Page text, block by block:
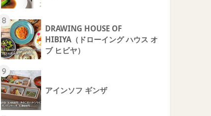
8
DRAWING HOUSE OF
HIBIYA（ドローイング ハウス オ
ブ ヒビヤ）
9
アインソフ ギンザ